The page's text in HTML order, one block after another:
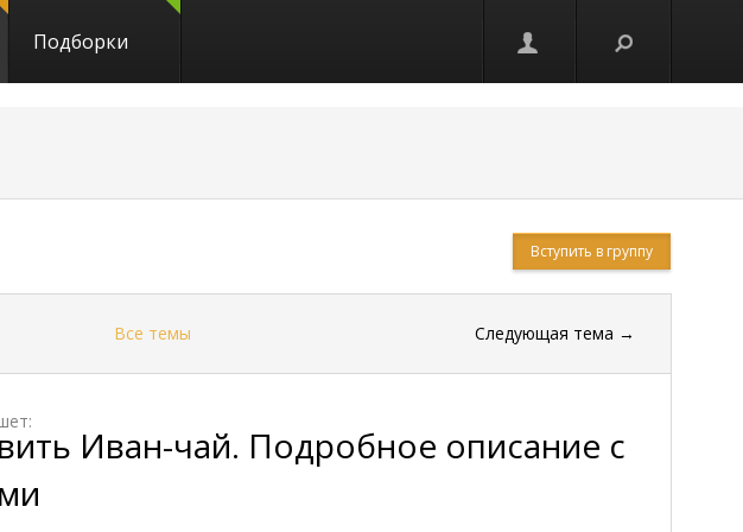
Подборки
Вступить в группу
Все темы Следующая тема →
Иван-чай. Подробное описание с